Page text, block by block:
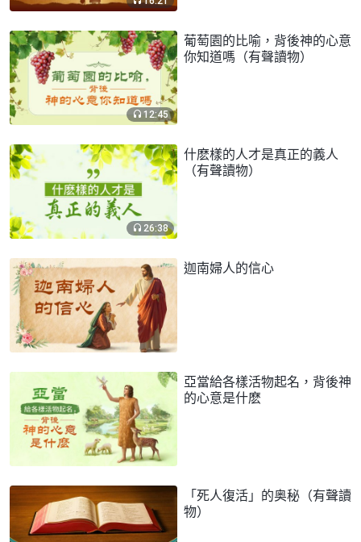
12:45
葡萄園的比喻，背後神的心意
你知道嗎（有聲讀物）
26:38
什麽樣的人才是真正的義人
（有聲讀物）
迦南婦人的信心
亞當給各樣活物起名，背後神
的心意是什麽
「死人復活」的奥秘（有聲讀
物）